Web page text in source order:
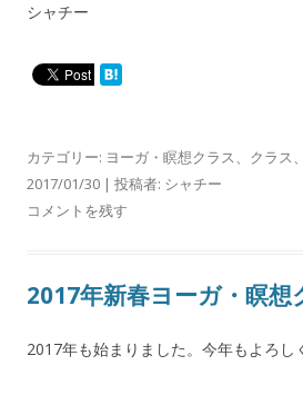
シャチー
カテゴリー: ヨーガ・瞑想クラス、 クラス、
2017/01/30 | 投稿者: シャチー
コメントを残す
2017年新春ヨーガ・瞑想
2017年も始まりました。今年もよろし